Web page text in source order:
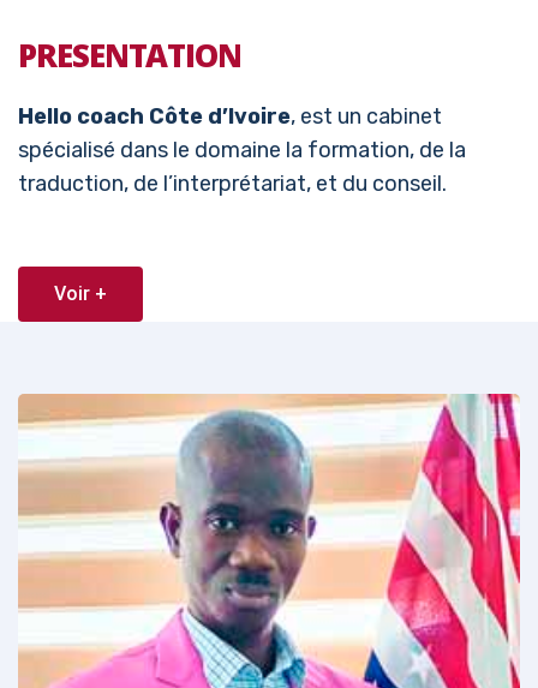
PRESENTATION
Hello coach Côte d’Ivoire, est un cabinet
spécialisé dans le domaine la formation, de la
traduction, de l’interprétariat, et du conseil.
Voir +